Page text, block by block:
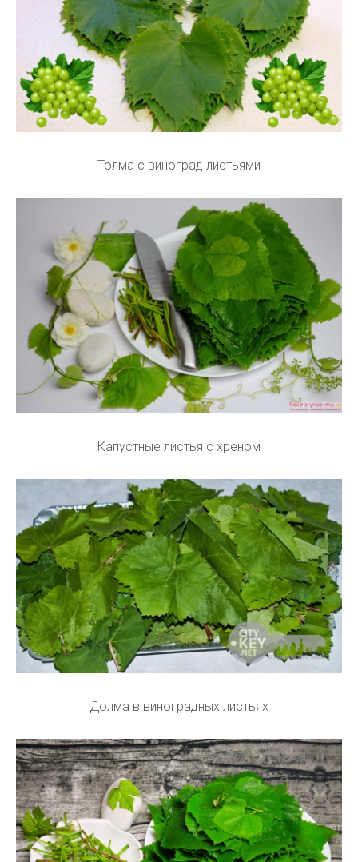
Толма с виноград листьями
Капустные листья с хреном
Долма в виноградных листьях